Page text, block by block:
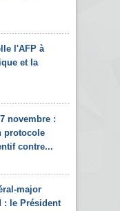
l'AFP à
et la
novembre :
protocole
contre...
major
: le Président